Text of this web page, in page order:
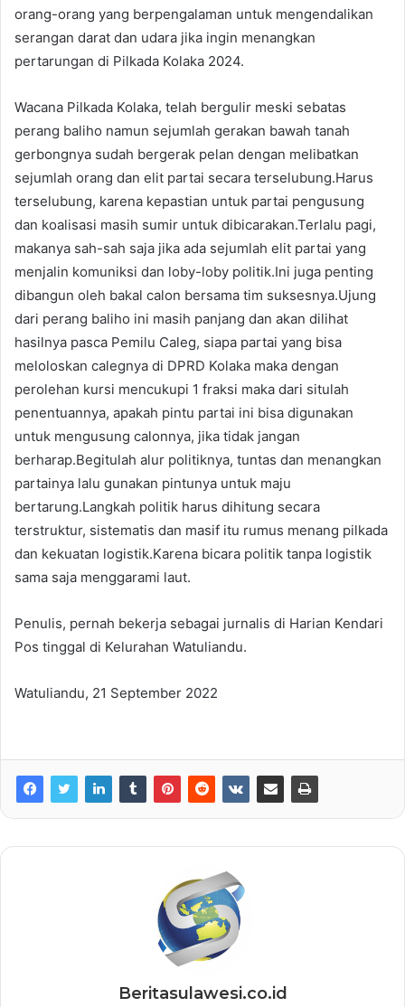
orang-orang yang berpengalaman untuk mengendalikan
serangan darat dan udara jika ingin menangkan
pertarungan di Pilkada Kolaka 2024.
Wacana Pilkada Kolaka, telah bergulir meski sebatas
perang baliho namun sejumlah gerakan bawah tanah
gerbongnya sudah bergerak pelan dengan melibatkan
sejumlah orang dan elit partai secara terselubung.Harus
terselubung, karena kepastian untuk partai pengusung
dan koalisasi masih sumir untuk dibicarakan.Terlalu pagi,
makanya sah-sah saja jika ada sejumlah elit partai yang
menjalin komuniksi dan loby-loby politik.Ini juga penting
dibangun oleh bakal calon bersama tim suksesnya.Ujung
dari perang baliho ini masih panjang dan akan dilihat
hasilnya pasca Pemilu Caleg, siapa partai yang bisa
meloloskan calegnya di DPRD Kolaka maka dengan
perolehan kursi mencukupi 1 fraksi maka dari situlah
penentuannya, apakah pintu partai ini bisa digunakan
untuk mengusung calonnya, jika tidak jangan
berharap.Begitulah alur politiknya, tuntas dan menangkan
partainya lalu gunakan pintunya untuk maju
bertarung.Langkah politik harus dihitung secara
terstruktur, sistematis dan masif itu rumus menang pilkada
dan kekuatan logistik.Karena bicara politik tanpa logistik
sama saja menggarami laut.
Penulis, pernah bekerja sebagai jurnalis di Harian Kendari
Pos tinggal di Kelurahan Watuliandu.
Watuliandu, 21 September 2022
Beritasulawesi.co.id